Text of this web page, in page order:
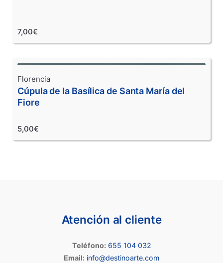
7,00€
Florencia
Cúpula de la Basílica de Santa María del
Fiore
5,00€
Atención al cliente
Teléfono: 655 104 032
Email: info@destinoarte.com